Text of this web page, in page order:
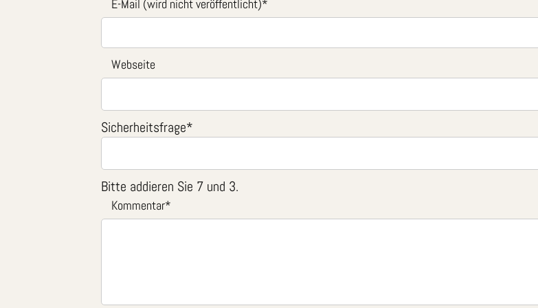
E-Mail (wird nicht veröffentlicht)*
Webseite
Sicherheitsfrage*
Bitte addieren Sie 7 und 3.
Kommentar*